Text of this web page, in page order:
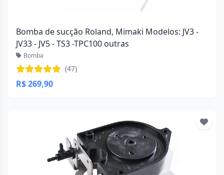
Bomba de sucção Roland, Mimaki Modelos: JV3 -
JV33 - JV5 - TS3 -TPC100 outras
Bomba
(47)
R$ 269,90